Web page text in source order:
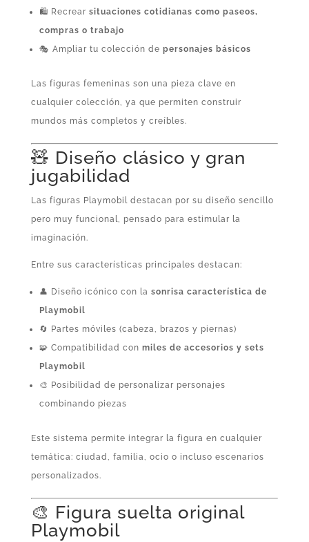
🛍️ Recrear situaciones cotidianas como paseos,
compras o trabajo
🎭 Ampliar tu colección de personajes básicos
Las figuras femeninas son una pieza clave en
cualquier colección, ya que permiten construir
mundos más completos y creíbles.
🧸 Diseño clásico y gran
jugabilidad
Las figuras Playmobil destacan por su diseño sencillo
pero muy funcional, pensado para estimular la
imaginación.
Entre sus características principales destacan:
👤 Diseño icónico con la sonrisa característica de
Playmobil
🔄 Partes móviles (cabeza, brazos y piernas)
🧩 Compatibilidad con miles de accesorios y sets
Playmobil
🎨 Posibilidad de personalizar personajes
combinando piezas
Este sistema permite integrar la figura en cualquier
temática: ciudad, familia, ocio o incluso escenarios
personalizados.
🎨 Figura suelta original
Playmobil